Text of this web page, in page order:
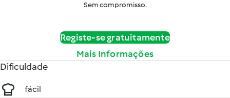
Sem compromisso.
Registe-se gratuitamente
Mais Informações
Dificuldade
fácil